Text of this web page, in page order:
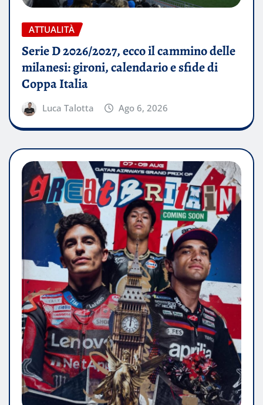
ATTUALITÀ
Serie D 2026/2027, ecco il cammino delle
milanesi: gironi, calendario e sfide di
Coppa Italia
Luca Talotta Ago 6, 2026